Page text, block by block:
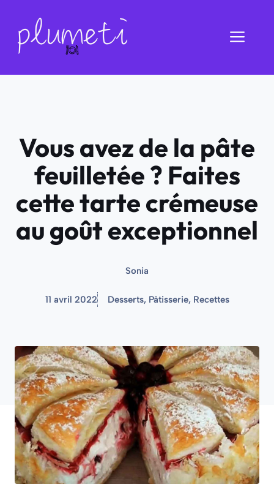
contenu
Vous avez de la pâte
feuilletée ? Faites
cette tarte crémeuse
au goût exceptionnel
Sonia
11 avril 2022 Desserts, Pâtisserie, Recettes